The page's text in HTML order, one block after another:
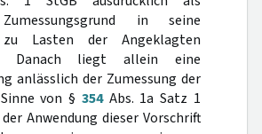
in seine
zu Lasten der Angeklagten
Danach liegt allein eine
anlässlich der Zumessung der
von § 354Abs. 1a Satz 1
Anwendung dieser Vorschrift